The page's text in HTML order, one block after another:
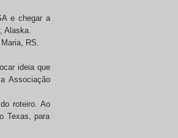
e chegar a
Alaska.
RS.
ideia que
Associação
roteiro. Ao
Texas, para